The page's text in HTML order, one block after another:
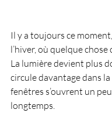
Il y a toujours ce
l’hiver, où quelque chose
La lumière devient plus
circule davantage dans la
fenêtres s’ouvrent un
longtemps.